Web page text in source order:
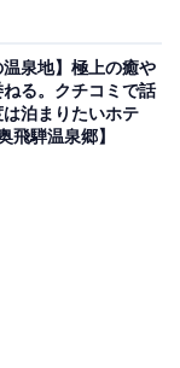
サイトより）
に佇む「湯めぐ
呂を楽しめる
や「かぐや姫の
かした会席料
判です。
温泉地】極上の癒や
ねる。クチコミで話
泊まりたいホテ
飛騨温泉郷】